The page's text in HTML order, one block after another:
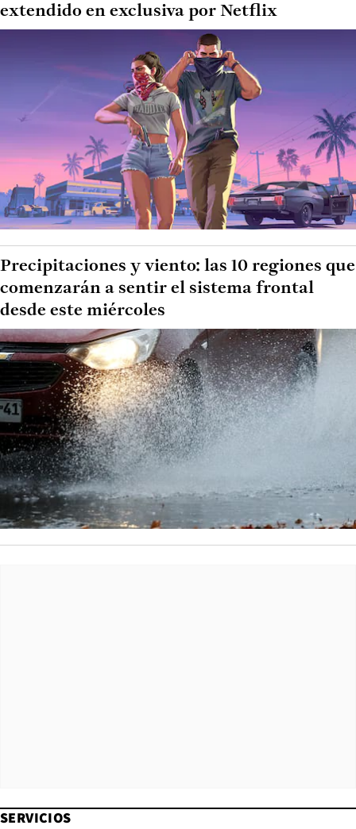
extendido en exclusiva por Netflix
Precipitaciones y viento: las 10 regiones que
comenzarán a sentir el sistema frontal
desde este miércoles
SERVICIOS